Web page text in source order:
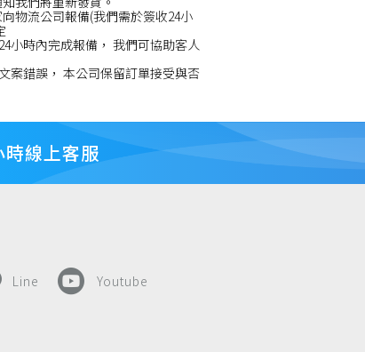
物流公司報備(我們需於簽收24小
小時內完成報備， 我們可協助客人
案錯誤， 本公司保留訂單接受與否
時線上客服
Line Youtube